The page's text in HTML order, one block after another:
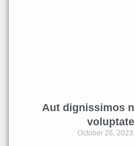
Aut dignissimos
October 26, 2023